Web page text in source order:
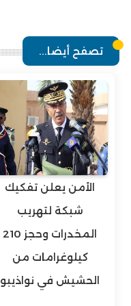
تصفح أيضا...
الأمن يعلن تفكيك
شبكة لتهريب
المخدرات وحجز 210
كيلوغرامات من
الحشيش في نواذيبو